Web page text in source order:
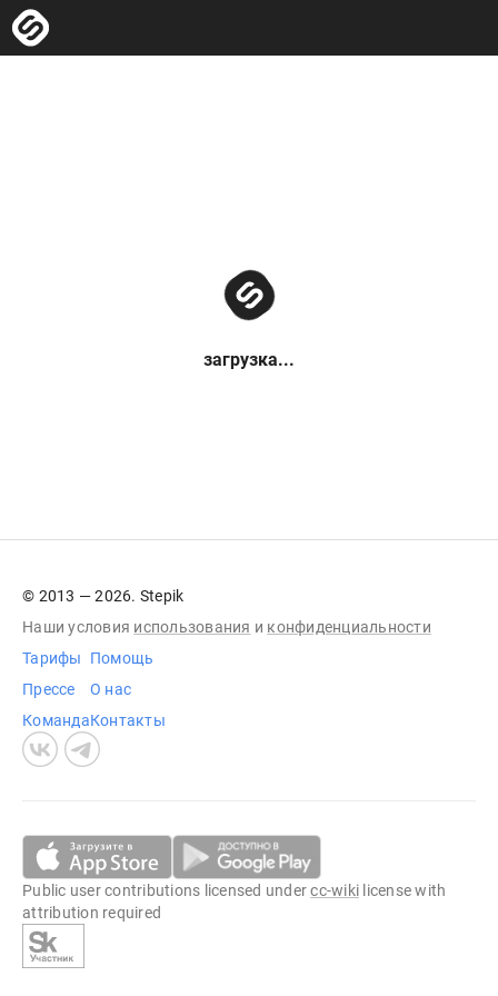
загрузка...
© 2013 — 2026. Stepik
Наши условия использования и конфиденциальности
Тарифы
Прессе
Команда
Помощь
О нас
Контакты
Public user contributions licensed undercc-wiki license with
attribution required